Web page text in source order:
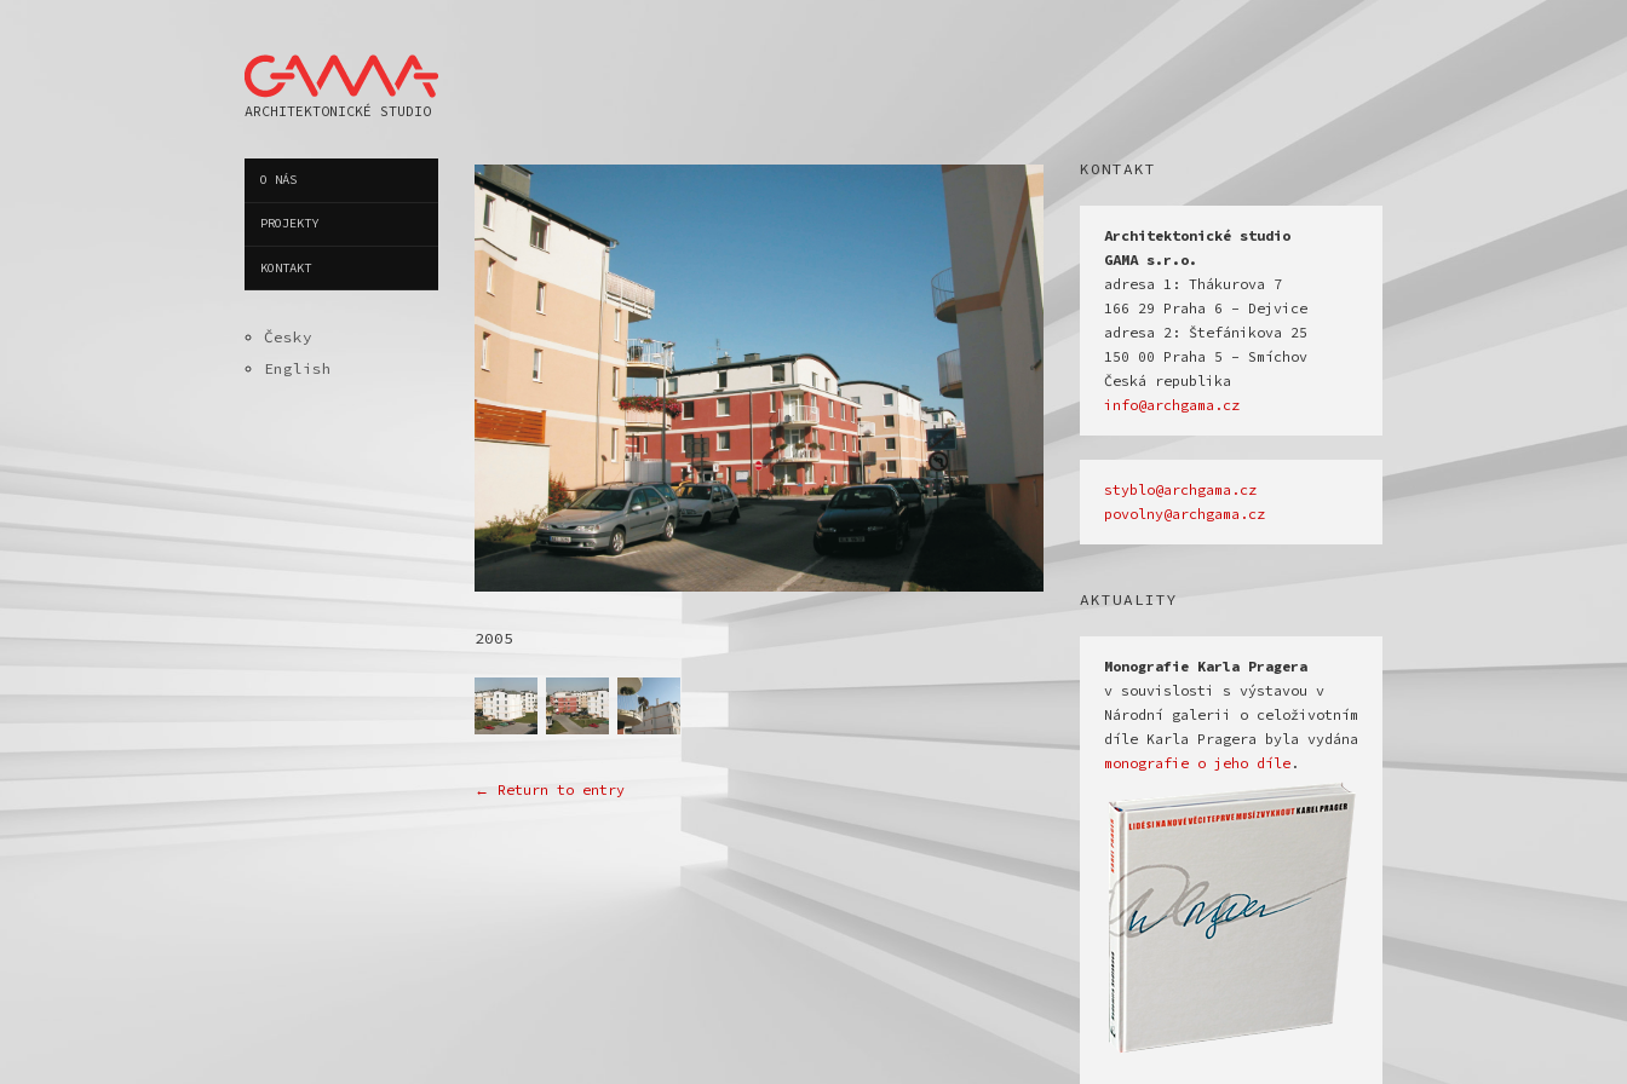
ARCHITEKTONICKÉ STUDIO
O NÁS
PROJEKTY
KONTAKT
Česky
English
2005
← Return to entry
KONTAKT
Architektonické studio
GAMA s.r.o.
adresa 1: Thákurova 7
166 29 Praha 6 - Dejvice
adresa 2: Štefánikova 25
150 00 Praha 5 - Smíchov
info@archgama.cz
povolny@archgama.cz
AKTUALITY
v souvislosti s výstavou v
Národní galerii o celoživotním
monografie o jeho díle